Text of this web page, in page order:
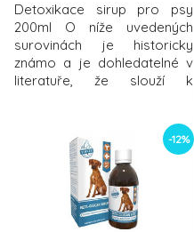
Detoxikace sirup pro psy
200ml O níže uvedených
surovinách je historicky
známo a je dohledatelné v
literatuře, že slouží k
komplex je bohatý na kofein,
vitamíny, minerály a další
cenné látky. Bylinky
obsažené v přípravku mají
silný antioxidační účinek,
čímž chrání buňky před
-12%